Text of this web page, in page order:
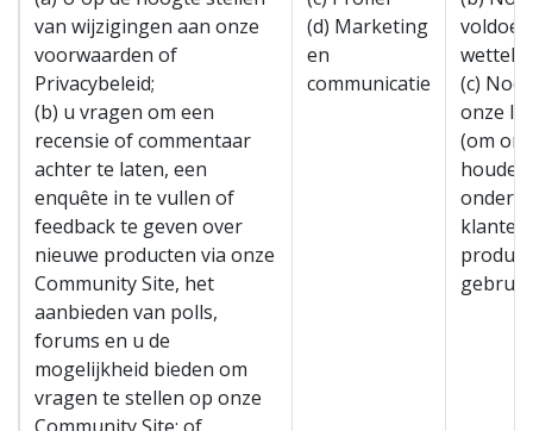
van wijzigingen aan onze
voorwaarden of
Privacybeleid;
(b) u vragen om een
recensie of commentaar
achter te laten, een
enquête in te vullen of
feedback te geven over
nieuwe producten via onze
Community Site, het
aanbieden van polls,
forums en u de
mogelijkheid bieden om
vragen te stellen op onze
(d) Marketing
en
communicatie
(c)
onze
(om
klanten